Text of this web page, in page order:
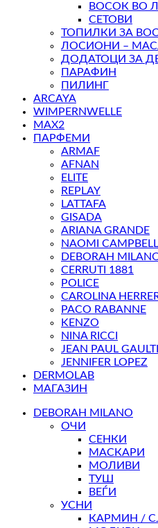
ВОСОК ВО
СЕТОВИ
ТОПИЛКИ ЗА
ЛОСИОНИ –
ДОДАТОЦИ ЗА
ПАРАФИН
ПИЛИНГ
ARCAYA
WIMPERNWELLE
MAX2
ПАРФЕМИ
ARMAF
AFNAN
ELITE
REPLAY
LATTAFA
GISADA
ARIANA GRANDE
NAOMI CAMPBELL
DEBORAH
CERRUTI 1881
POLICE
CAROLINA
PACO RABANNE
KENZO
NINA RICCI
JEAN PAUL
JENNIFER LOPEZ
DERMOLAB
МАГАЗИН
DEBORAH MILANO
ОЧИ
СЕНКИ
МАСКАРИ
МОЛИВИ
ТУШ
ВЕЃИ
УСНИ
КАРМИН /